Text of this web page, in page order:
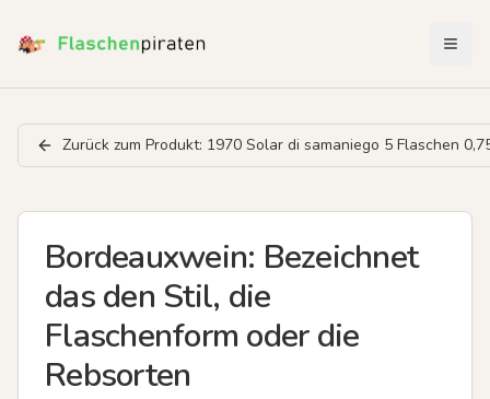
Zurück zum Produkt: 1970 Solar di samaniego 5 Flaschen
Bordeauxwein: Bezeichnet
das den Stil, die
Flaschenform oder die
Rebsorten